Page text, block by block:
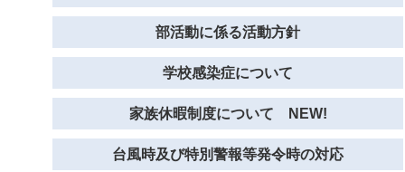
部活動に係る活動方針
学校感染症について
家族休暇制度について NEW!
台風時及び特別警報等発令時の対応